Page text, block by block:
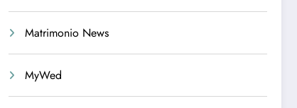
Matrimonio News
MyWed